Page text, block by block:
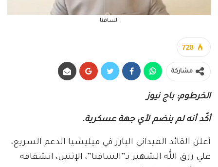
السافنا
728
مشاركة
الخرطوم: باج نيوز
أكّد أنه لم ينضم لأي جهة عسكرية.
أعلن القائد الميداني البارز في ميليشيا الدعم السريع،
علي رزق الله الشهير بـ”السافنا”، الإثنين، انشقاقه